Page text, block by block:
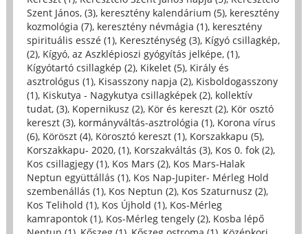
Szent János, (3), keresztény kalendárium (5), keresztény
kozmológia (7), keresztény névmágia (1), keresztény
spirituális esszé (1), Kereszténység (3), Kígyó csillagkép,
(2), Kígyó, az Aszklépioszi gyógyítás jelképe, (1),
Kígyótartó csillagkép (2), Kikelet (5), Király és
asztrológus (1), Kisasszony napja (2), Kisboldogasszony
(1), Kiskutya - Nagykutya csillagképek (2), kollektív
tudat, (3), Kopernikusz (2), Kör és kereszt (2), Kör osztó
kereszt (3), kormányváltás-asztrológia (1), Korona vírus
(6), Köröszt (4), Körosztó kereszt (1), Korszakkapu (5),
Korszakkapu- 2020, (1), Korszakváltás (3), Kos 0. fok (2),
Kos csillagjegy (1), Kos Mars (2), Kos Mars-Halak
Neptun együttállás (1), Kos Nap-Jupiter- Mérleg Hold
szembenállás (1), Kos Neptun (2), Kos Szaturnusz (2),
Kos Telihold (1), Kos Újhold (1), Kos-Mérleg
kamrapontok (1), Kos-Mérleg tengely (2), Kosba lépő